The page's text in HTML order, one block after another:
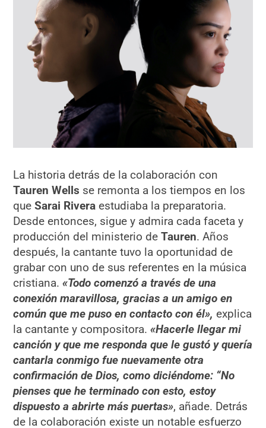
La historia detrás de la colaboración con
Tauren Wells se remonta a los tiempos en los
queSarai Rivera estudiaba la preparatoria.
Desde entonces, sigue y admira cada faceta y
producción del ministerio deTauren. Años
después, la cantante tuvo la oportunidad de
grabar con uno de sus referentes en la música
cristiana.«Todo comenzó a través de una
conexión maravillosa, gracias a un amigo en
común que me puso en contacto con él», explica
la cantante y compositora.«Hacerle llegar mi
canción y que me responda que le gustó y quería
cantarla conmigo fue nuevamente otra
confirmación de Dios, como diciéndome: “No
pienses que he terminado con esto, estoy
dispuesto a abrirte más puertas», añade. Detrás
de la colaboración existe un notable esfuerzo